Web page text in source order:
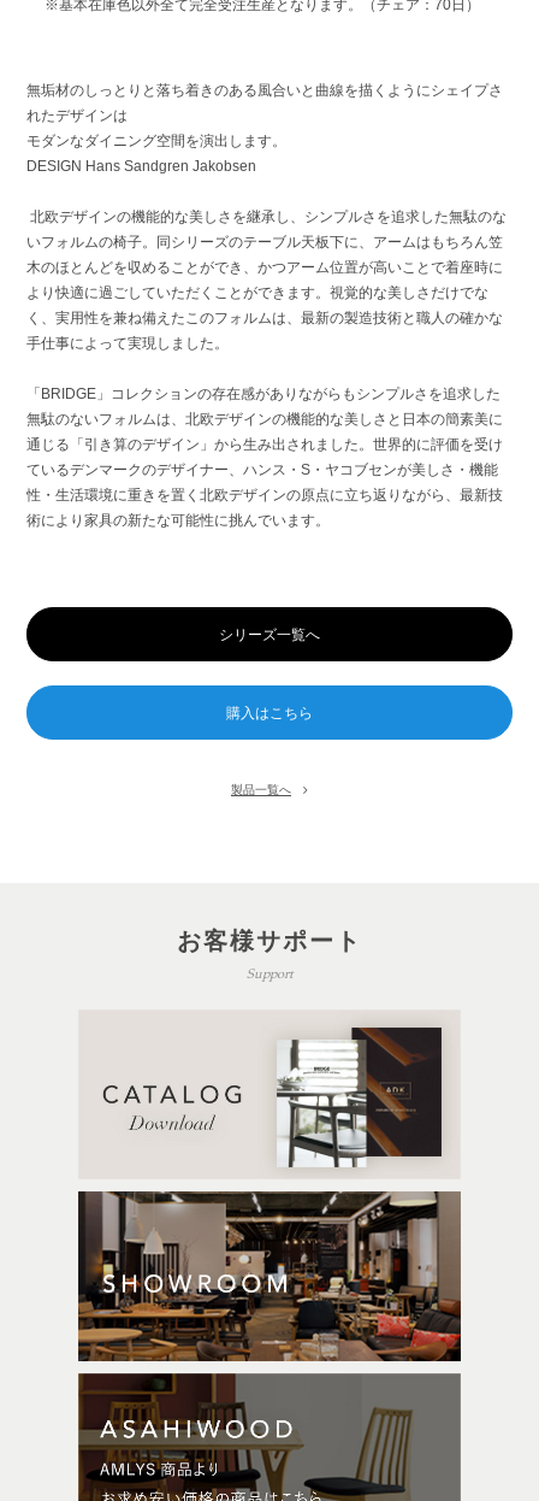
※基本在庫色以外全て完全受注生産となります。（チェア：70日）
無垢材のしっとりと落ち着きのある風合いと曲線を描くようにシェイプさ
れたデザインは
モダンなダイニング空間を演出します。
DESIGN Hans Sandgren Jakobsen
北欧デザインの機能的な美しさを継承し、シンプルさを追求した無駄のな
いフォルムの椅子。同シリーズのテーブル天板下に、アームはもちろん笠
木のほとんどを収めることができ、かつアーム位置が高いことで着座時に
より快適に過ごしていただくことができます。視覚的な美しさだけでな
く、実用性を兼ね備えたこのフォルムは、最新の製造技術と職人の確かな
手仕事によって実現しました。
「BRIDGE」コレクションの存在感がありながらもシンプルさを追求した
無駄のないフォルムは、北欧デザインの機能的な美しさと日本の簡素美に
通じる「引き算のデザイン」から生み出されました。世界的に評価を受け
ているデンマークのデザイナー、ハンス・S・ヤコブセンが美しさ・機能
性・生活環境に重きを置く北欧デザインの原点に立ち返りながら、最新技
術により家具の新たな可能性に挑んでいます。
シリーズ一覧へ
製品一覧へ
お客様サポート
Support